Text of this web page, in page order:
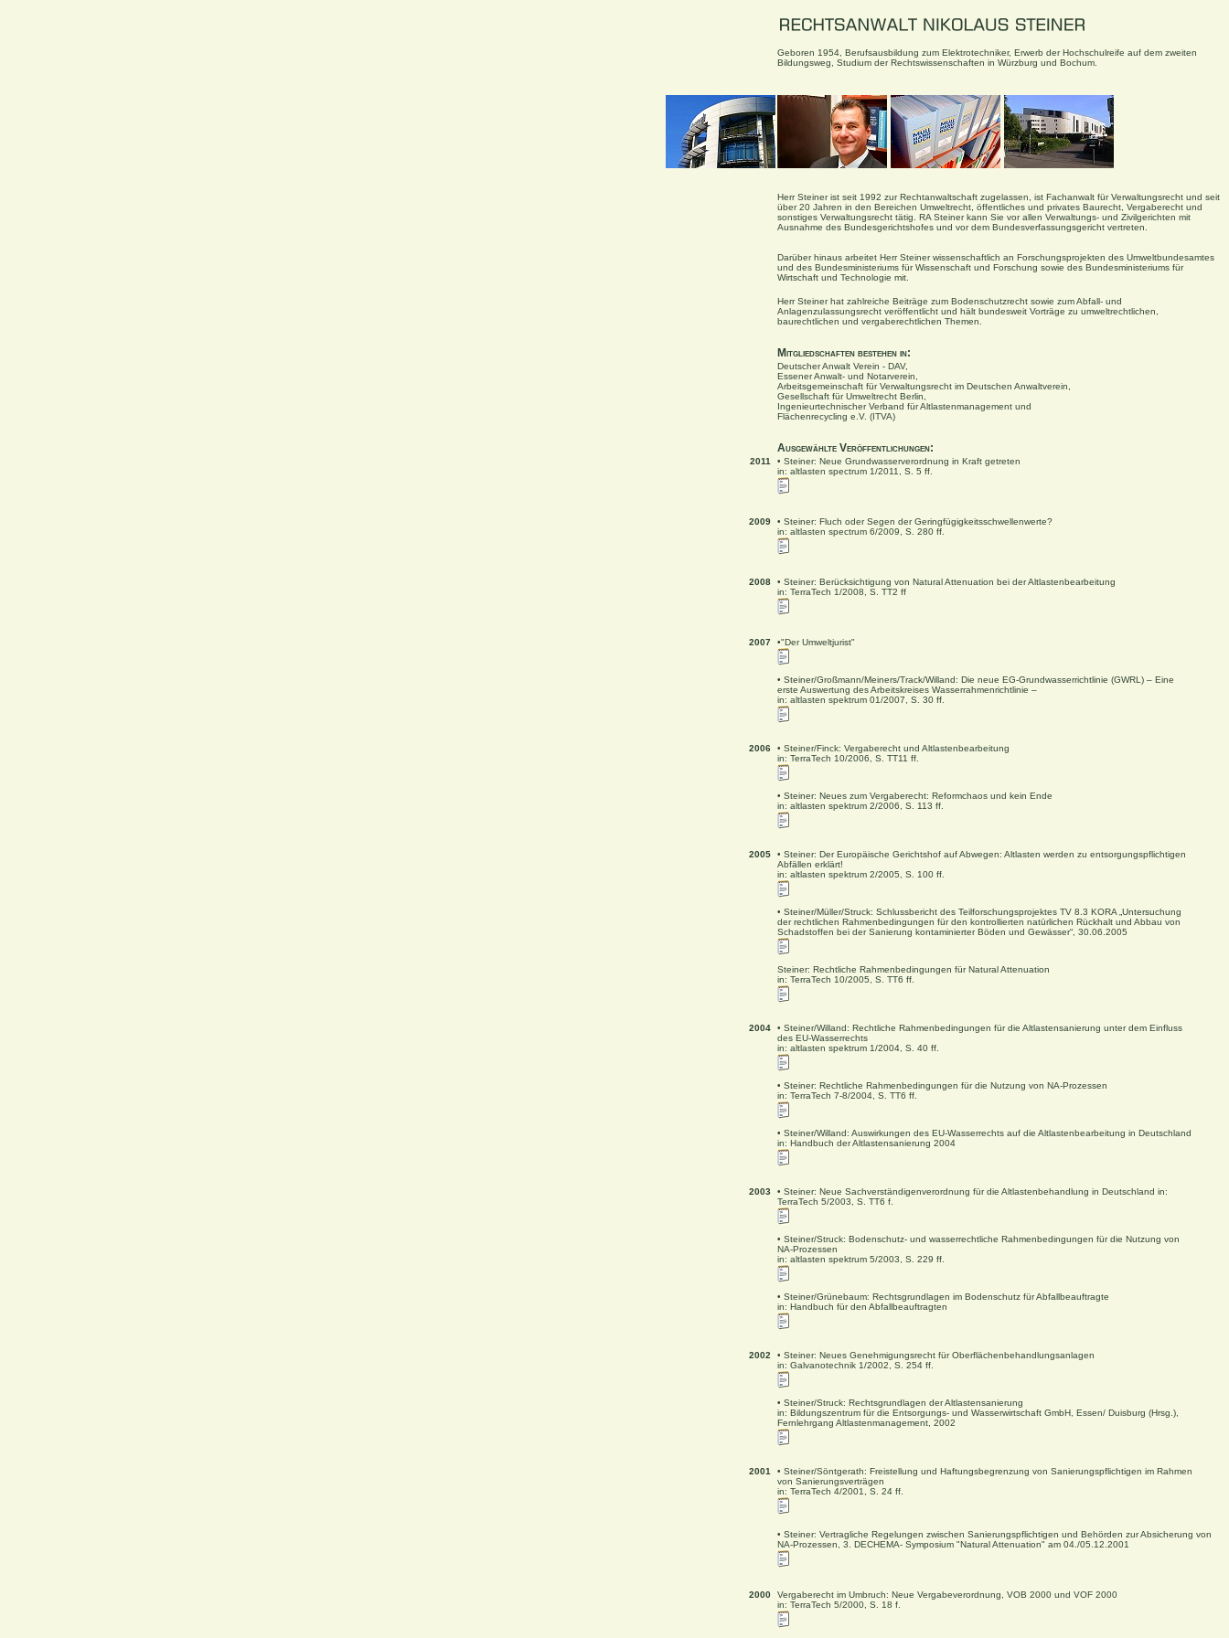
Geboren 1954, Berufsausbildung zum Elektrotechniker, Erwerb der Hochschulreife auf dem zweiten
Bildungsweg, Studium der Rechtswissenschaften in Würzburg und Bochum.
Herr Steiner ist seit 1992 zur Rechtanwaltschaft zugelassen, ist Fachanwalt für Verwaltungsrecht und seit
über 20 Jahren in den Bereichen Umweltrecht, öffentliches und privates Baurecht, Vergaberecht und
sonstiges Verwaltungsrecht tätig. RA Steiner kann Sie vor allen Verwaltungs- und Zivilgerichten mit
Ausnahme des Bundesgerichtshofes und vor dem Bundesverfassungsgericht vertreten.
Darüber hinaus arbeitet Herr Steiner wissenschaftlich an Forschungsprojekten des Umweltbundesamtes
und des Bundesministeriums für Wissenschaft und Forschung sowie des Bundesministeriums für
Wirtschaft und Technologie mit.
Herr Steiner hat zahlreiche Beiträge zum Bodenschutzrecht sowie zum Abfall- und
Anlagenzulassungsrecht veröffentlicht und hält bundesweit Vorträge zu umweltrechtlichen,
baurechtlichen und vergaberechtlichen Themen.
Mitgliedschaften bestehen in:
Deutscher Anwalt Verein - DAV,
Essener Anwalt- und Notarverein
Arbeitsgemeinschaft für Verwaltungsrecht im Deutschen Anwaltverein,
Gesellschaft für Umweltrecht Berlin,
Ingenieurtechnischer Verband für Altlastenmanagement und
Flächenrecycling e.V. (ITVA)
Ausgewählte Veröffentlichungen:
2011
• Steiner: Neue Grundwasserverordnung in Kraft getreten
in: altlasten spectrum 1/2011, S. 5 ff.
2009
• Steiner: Fluch oder Segen der Geringfügigkeitsschwellenwerte?
in: altlasten spectrum 6/2009, S. 280 ff.
2008
• Steiner: Berücksichtigung von Natural Attenuation bei der Altlastenbearbeitung
in: TerraTech 1/2008, S. TT2 ff
2007 •"Der Umweltjurist"
• Steiner/Großmann/Meiners/Track/Willand: Die neue EG-Grundwasserrichtlinie (GWRL) – Eine
erste Auswertung des Arbeitskreises Wasserrahmenrichtlinie –
in: altlasten spektrum 01/2007, S. 30 ff.
2006
• Steiner/Finck: Vergaberecht und Altlastenbearbeitung
in: TerraTech 10/2006, S. TT11 ff.
• Steiner: Neues zum Vergaberecht: Reformchaos und kein Ende
in: altlasten spektrum 2/2006, S. 113 ff.
2005
• Steiner: Der Europäische Gerichtshof auf Abwegen: Altlasten werden zu entsorgungspflichtigen
Abfällen erklärt!
in: altlasten spektrum 2/2005, S. 100 ff.
• Steiner/Müller/Struck: Schlussbericht des Teilforschungsprojektes TV 8.3 KORA „Untersuchung
der rechtlichen Rahmenbedingungen für den kontrollierten natürlichen Rückhalt und Abbau von
Schadstoffen bei der Sanierung kontaminierter Böden und Gewässer“, 30.06.2005
Steiner: Rechtliche Rahmenbedingungen für Natural Attenuation
in: TerraTech 10/2005, S. TT6 ff.
2004
• Steiner/Willand: Rechtliche Rahmenbedingungen für die Altlastensanierung unter dem Einfluss
des EU-Wasserrechts
in: altlasten spektrum 1/2004, S. 40 ff.
• Steiner: Rechtliche Rahmenbedingungen für die Nutzung von NA-Prozessen
in: TerraTech 7-8/2004, S. TT6 ff.
• Steiner/Willand: Auswirkungen des EU-Wasserrechts auf die Altlastenbearbeitung in Deutschland
in: Handbuch der Altlastensanierung 2004
2003
• Steiner: Neue Sachverständigenverordnung für die Altlastenbehandlung in Deutschland in:
TerraTech 5/2003, S. TT6 f.
• Steiner/Struck: Bodenschutz- und wasserrechtliche Rahmenbedingungen für die Nutzung von
NA-Prozessen
in: altlasten spektrum 5/2003, S. 229 ff.
• Steiner/Grünebaum: Rechtsgrundlagen im Bodenschutz für Abfallbeauftragte
in: Handbuch für den Abfallbeauftragten
2002
• Steiner: Neues Genehmigungsrecht für Oberflächenbehandlungsanlagen
in: Galvanotechnik 1/2002, S. 254 ff.
• Steiner/Struck: Rechtsgrundlagen der Altlastensanierung
in: Bildungszentrum für die Entsorgungs- und Wasserwirtschaft GmbH, Essen/ Duisburg (Hrsg.),
Fernlehrgang Altlastenmanagement, 2002
2001
• Steiner/Söntgerath: Freistellung und Haftungsbegrenzung von Sanierungspflichtigen im Rahmen
von Sanierungsverträgen
in: TerraTech 4/2001, S. 24 ff.
• Steiner: Vertragliche Regelungen zwischen Sanierungspflichtigen und Behörden zur Absicherung von
NA-Prozessen, 3. DECHEMA- Symposium "Natural Attenuation" am 04./05.12.2001
2000
Vergaberecht im Umbruch: Neue Vergabeverordnung, VOB 2000 und VOF 2000
in: TerraTech 5/2000, S. 18 f.